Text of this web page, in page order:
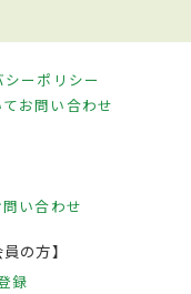
シーポリシー
お問い合わせ
問い合わせ
の方】
録